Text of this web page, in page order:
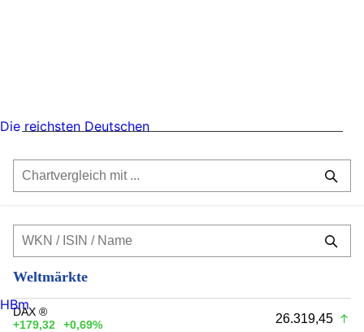
Weltmärkte
DAX ®
+179,32
+0,69% 26.319,45
Die reichsten Deutschen
HBm